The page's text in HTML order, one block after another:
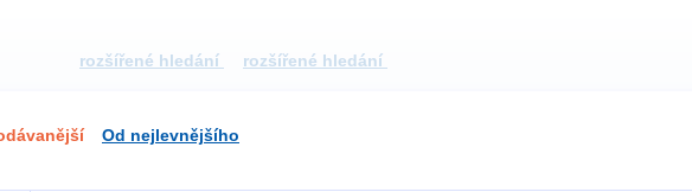
rozšířené hledání rozšířené hledání
Od nejlevnějšího